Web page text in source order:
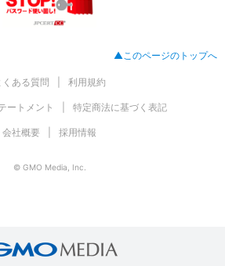
▲このページのトップへ
くある質問 利用規約
ートメント 特定商法に基づく表記
会社概要 採用情報
© GMO Media, Inc.